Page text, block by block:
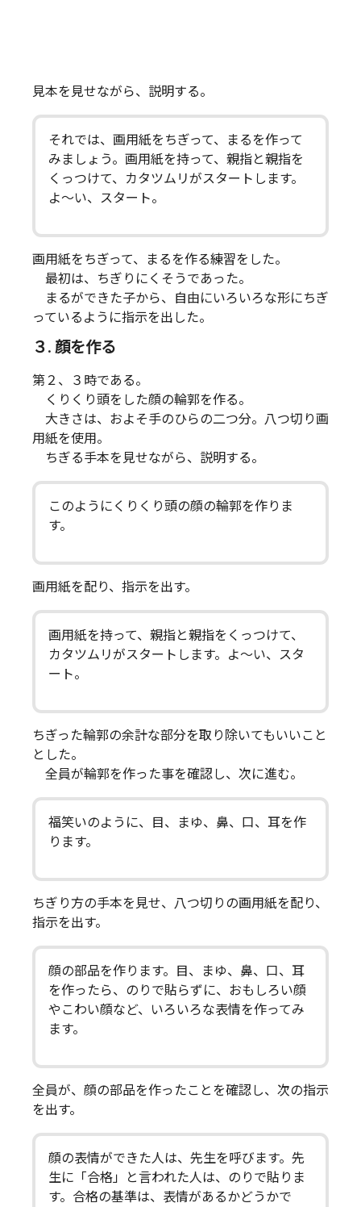
見本を見せながら、説明する。
それでは、画用紙をちぎって、まるを作って
みましょう。画用紙を持って、親指と親指を
くっつけて、カタツムリがスタートします。
よ～い、スタート。
画用紙をちぎって、まるを作る練習をした。
最初は、ちぎりにくそうであった。
まるができた子から、自由にいろいろな形にちぎ
っているように指示を出した。
３. 顔を作る
第２、３時である。
くりくり頭をした顔の輪郭を作る。
大きさは、およそ手のひらの二つ分。八つ切り画
用紙を使用。
ちぎる手本を見せながら、説明する。
このようにくりくり頭の顔の輪郭を作りま
す。
画用紙を配り、指示を出す。
画用紙を持って、親指と親指をくっつけて、
カタツムリがスタートします。よ～い、スタ
ート。
ちぎった輪郭の余計な部分を取り除いてもいいこと
とした。
全員が輪郭を作った事を確認し、次に進む。
福笑いのように、目、まゆ、鼻、口、耳を作
ります。
ちぎり方の手本を見せ、八つ切りの画用紙を配り、
指示を出す。
顔の部品を作ります。目、まゆ、鼻、口、耳
を作ったら、のりで貼らずに、おもしろい顔
やこわい顔など、いろいろな表情を作ってみ
ます。
全員が、顔の部品を作ったことを確認し、次の指示
を出す。
顔の表情ができた人は、先生を呼びます。先
生に「合格」と言われた人は、のりで貼りま
す。合格の基準は、表情があるかどうかで